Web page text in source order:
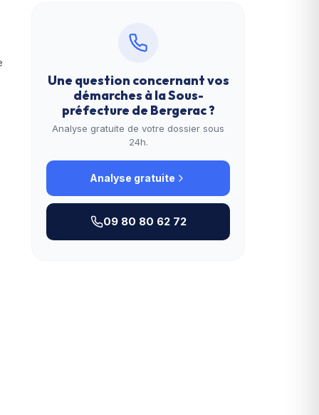
Une question concernant vos
démarches à laSous-
préfecture de Bergerac?
Analyse gratuite de votre dossier sous
24h.
Analyse gratuite
09 80 80 62 72